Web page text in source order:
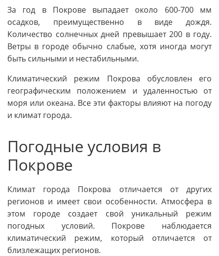
За год в Покрове выпадает около 600-700 мм
осадков, преимущественно в виде дождя.
Количество солнечных дней превышает 200 в году.
Ветры в городе обычно слабые, хотя иногда могут
быть сильными и нестабильными.
Климатический режим Покрова обусловлен его
географическим положением и удаленностью от
моря или океана. Все эти факторы влияют на погоду
и климат города.
Погодные условия в
Покрове
Климат города Покрова отличается от других
регионов и имеет свои особенности. Атмосфера в
этом городе создает свой уникальный режим
погодных условий. Покрове наблюдается
климатический режим, который отличается от
близлежащих регионов.